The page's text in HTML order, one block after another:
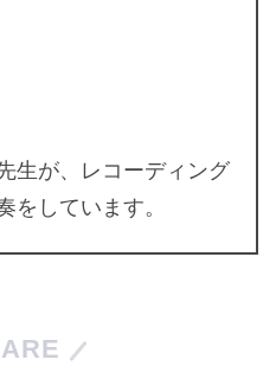
生が、レコーディング
をしています。